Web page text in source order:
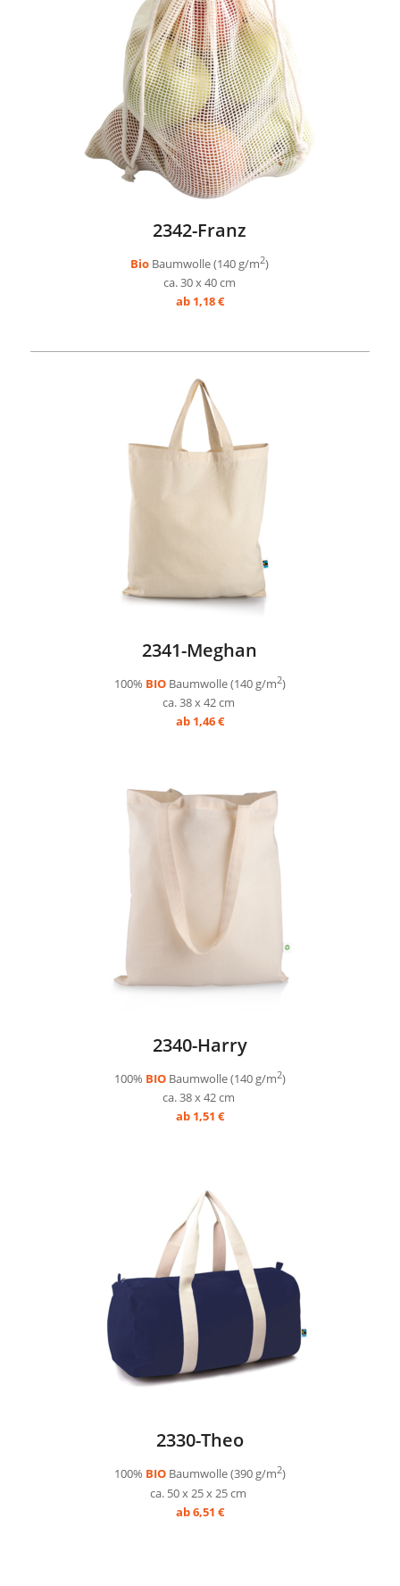
2342-Franz
Bio Baumwolle (140 g/m2)
ca. 30 x 40 cm
ab 1,18 €
2341-Meghan
100% BIOBaumwolle (140 g/m2)
ca. 38 x 42 cm
ab 1,46 €
2340-Harry
100% BIOBaumwolle (140 g/m2)
ca. 38 x 42 cm
ab 1,51 €
2330-Theo
100% BIOBaumwolle (390 g/m2)
ca. 50 x 25 x 25 cm
ab 6,51 €